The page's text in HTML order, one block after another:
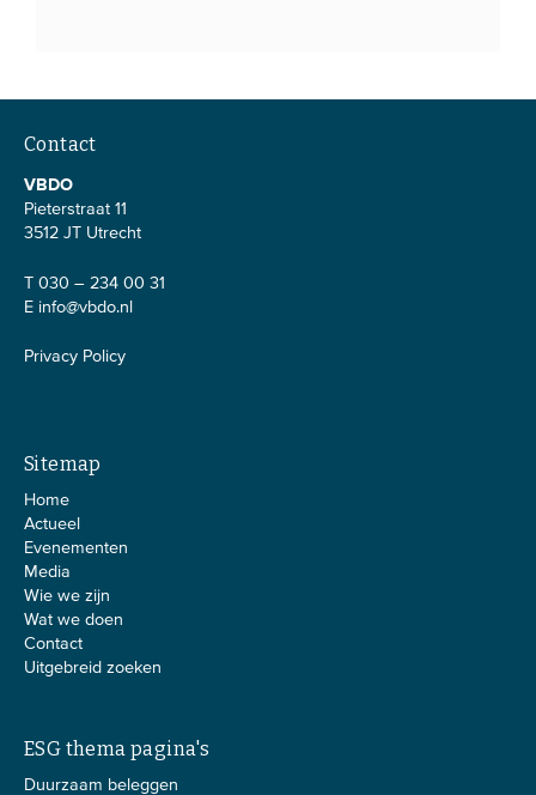
Contact
VBDO
Pieterstraat 11
3512 JT Utrecht
T 030 – 234 00 31
E info@vbdo.nl
Privacy Policy
Sitemap
Home
Actueel
Evenementen
Media
Wie we zijn
Wat we doen
Contact
Uitgebreid zoeken
ESG thema pagina's
Duurzaam beleggen